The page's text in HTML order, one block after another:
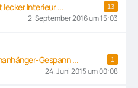
lecker Interieur ... 13
2. September 2016 um 15:03
Gespann ... 1
24. Juni 2015 um 00:08